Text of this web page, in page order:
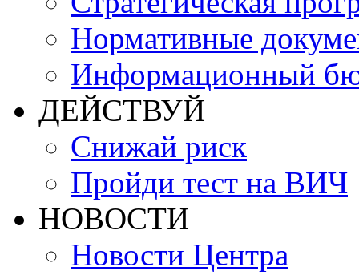
Нормативные
Информационный
ДЕЙСТВУЙ
Снижай риск
Пройди тест на ВИЧ
НОВОСТИ
Новости Центра